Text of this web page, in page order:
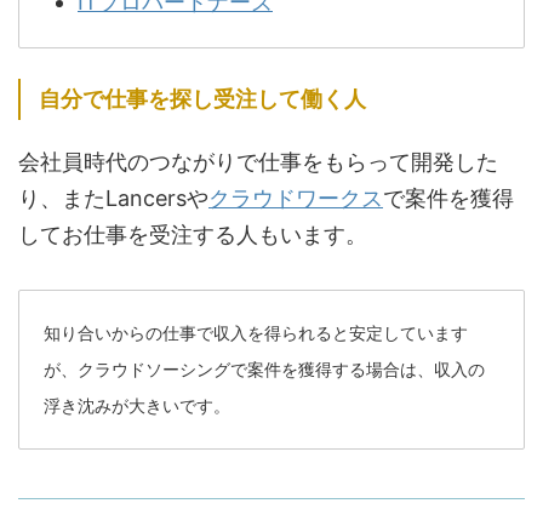
自分で仕事を探し受注して働く人
会社員時代のつながりで仕事をもらって開発した
り、またLancersやクラウドワークスで案件を獲得
してお仕事を受注する人もいます。
知り合いからの仕事で収入を得られると安定しています
が、クラウドソーシングで案件を獲得する場合は、収入の
浮き沈みが大きいです。